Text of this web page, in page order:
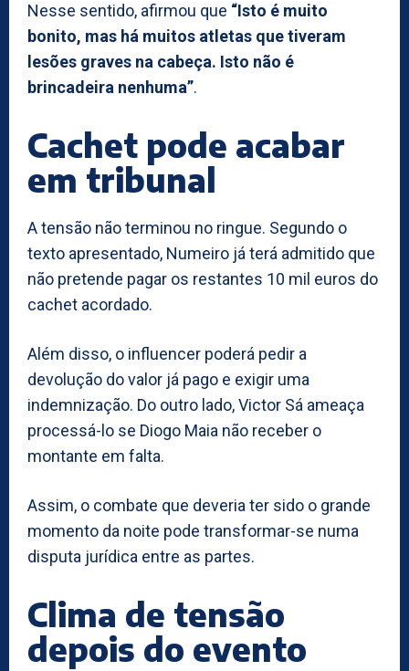
Nesse sentido, afirmou que “Isto é muito
bonito, mas há muitos atletas que tiveram
lesões graves na cabeça. Isto não é
brincadeira nenhuma”.
Cachet pode acabar
em tribunal
A tensão não terminou no ringue. Segundo o
texto apresentado, Numeiro já terá admitido que
não pretende pagar os restantes 10 mil euros do
cachet acordado.
Além disso, o influencer poderá pedir a
devolução do valor já pago e exigir uma
indemnização. Do outro lado, Victor Sá ameaça
processá-lo se Diogo Maia não receber o
montante em falta.
Assim, o combate que deveria ter sido o grande
momento da noite pode transformar-se numa
disputa jurídica entre as partes.
Clima de tensão
depois do evento